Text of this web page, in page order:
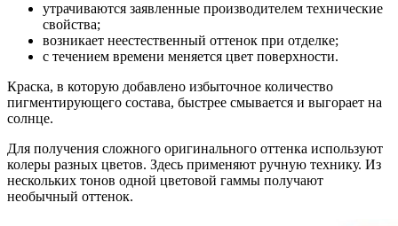
утрачиваются заявленные производителем технические
свойства;
возникает неестественный оттенок при отделке;
с течением времени меняется цвет поверхности.
Краска, в которую добавлено избыточное количество
пигментирующего состава, быстрее смывается и выгорает на
солнце.
Для получения сложного оригинального оттенка используют
колеры разных цветов. Здесь применяют ручную технику. Из
нескольких тонов одной цветовой гаммы получают
необычный оттенок.